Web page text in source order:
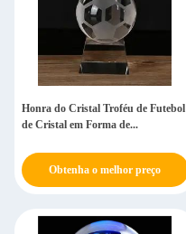
Honra do Cristal Troféu de Futebol
de Cristal em Forma de...
Obtenha o melhor preço